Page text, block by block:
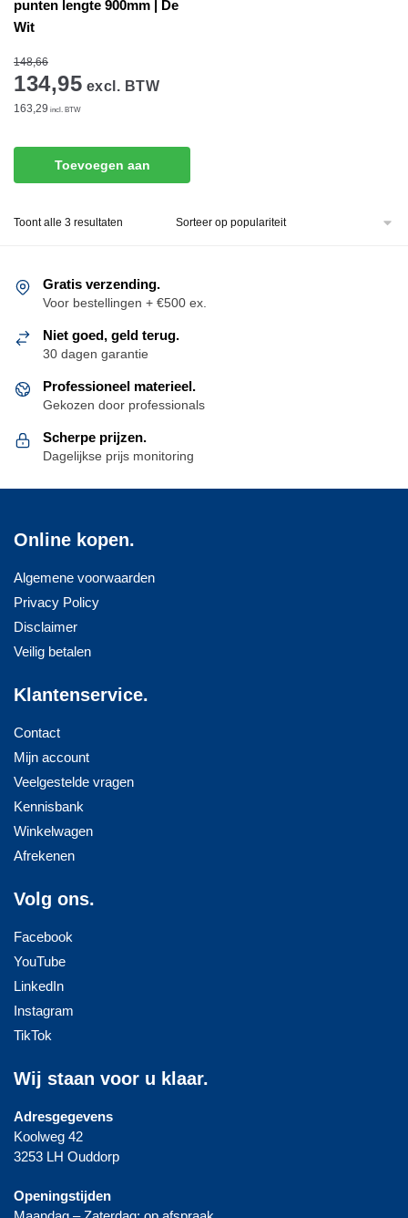
punten lengte 900mm | De
Wit
148,66
134,95 excl. BTW
163,29 incl. BTW
Toevoegen aan
Toont alle 3 resultaten Gesorteerd
Gratis verzending.
Voor bestellingen + €500 ex.
Niet goed, geld terug.
30 dagen garantie
Professioneel materieel.
Gekozen door professionals
Scherpe prijzen.
Dagelijkse prijs monitoring
Online kopen.
Algemene voorwaarden
Privacy Policy
Disclaimer
Veilig betalen
Klantenservice.
Contact
Mijn account
Veelgestelde vragen
Kennisbank
Winkelwagen
Afrekenen
Volg ons.
Facebook
YouTube
LinkedIn
Instagram
TikTok
Wij staan voor u klaar.
Adresgegevens
Koolweg 42
3253 LH Ouddorp
Openingstijden